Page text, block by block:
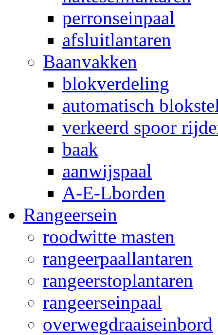
perronseinpaal
afsluitlantaren
Baanvakken
blokverdeling
automatisch
verkeerd spoor
baak
aanwijspaal
A-E-Lborden
Rangeersein
roodwitte masten
rangeerpaallantaren
rangeerstoplantaren
rangeerseinpaal
overwegdraaiseinbord